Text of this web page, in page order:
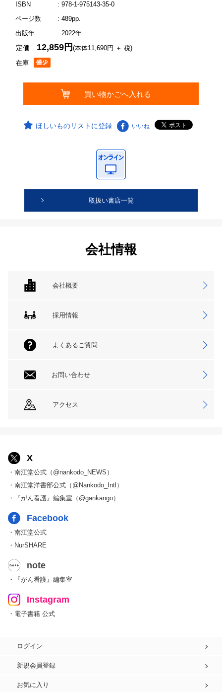
ISBN
: 978-1-975143-35-0
ページ数
: 489pp.
出版年
: 2022年
在庫
定価 12,859円(本体11,690円 ＋ 税)
ほしいものリストに登録 いいね
取扱い書店一覧
会社情報
会社概要
採用情報
よくあるご質問
お問い合わせ
アクセス
X
・南江堂公式（@nankodo_NEWS）
・南江堂洋書部公式（@Nankodo_Intl）
・『がん看護』編集室（@gankango）
Facebook
・南江堂公式
・NurSHARE
note
・『がん看護』編集室
Instagram
・電子書籍 公式
ログイン
新規会員登録
お気に入り